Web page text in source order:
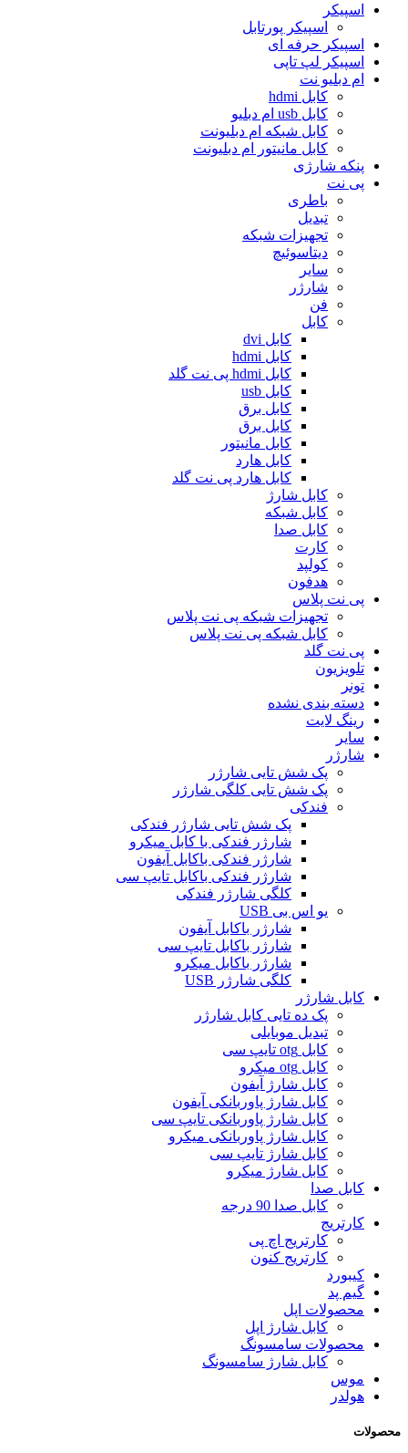
اسپیکر
اسپیکر پورتابل
اسپیکر حرفه ای
اسپیکر لپ تاپی
ام دبلیو نت
کابل hdmi
کابل usb ام دبلیو
کابل شبکه ام دبلیونت
کابل مانیتور ام دبلیونت
پنکه شارژی
پی نت
باطری
تبدیل
تجهیزات شبکه
دیتاسوئیچ
سایر
شارژر
فن
کابل
کابل dvi
کابل hdmi
کابل hdmi پی نت گلد
کابل usb
کابل برق
کابل برق
کابل مانیتور
کابل هارد
کابل هارد پی نت گلد
کابل شارژ
کابل شبکه
کابل صدا
کارت
کولپد
هدفون
پی نت پلاس
تجهیزات شبکه پی نت پلاس
کابل شبکه پی نت پلاس
پی نت گلد
تلویزیون
تونر
دسته بندی نشده
رینگ لایت
سایر
شارژر
پک شش تایی شارژر
پک شش تایی کلگی شارژر
فندکی
پک شش تایی شارژر فندکی
شارژر فندکی با کابل میکرو
شارژر فندکی باکابل آیفون
شارژر فندکی باکابل تایپ سی
کلگی شارژر فندکی
یو اس بی USB
شارژر باکابل آیفون
شارژر باکابل تایپ سی
شارژر باکابل میکرو
کلگی شارژر USB
کابل شارژر
پک ده تایی کابل شارژر
تبدیل موبایلی
کابل otg تایپ سی
کابل otg میکرو
کابل شارژ آیفون
کابل شارژ پاوربانکی آیفون
کابل شارژ پاوربانکی تایپ سی
کابل شارژ پاوربانکی میکرو
کابل شارژ تایپ سی
کابل شارژ میکرو
کابل صدا
کابل صدا 90 درجه
کارتریج
کارتریج اچ پی
کارتریج کنون
کیبورد
گیم پد
محصولات اپل
کابل شارژ اپل
محصولات سامسونگ
کابل شارژ سامسونگ
موس
هولدر
محصولات